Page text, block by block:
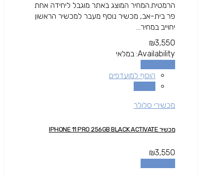
הרמטית.המחיר המוצג באתר מוגבל ליחידה אחת
פר בית-אב, מכשיר נוסף מעבר למכשיר הראשון
יחוייב במחיר...
₪3,550
Availability: במלאי
הוסף למועדפים
מכשירי סלולר
מכשיר IPHONE 11 PRO 256GB BLACK ACTIVATE
₪3,550